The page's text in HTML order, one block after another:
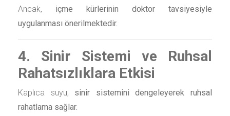
Ancak, içme kürlerinin doktor tavsiyesiyle
uygulanması önerilmektedir.
4. Sinir Sistemi ve Ruhsal
Rahatsızlıklara Etkisi
Kaplıca suyu, sinir sistemini dengeleyerek ruhsal
rahatlama sağlar.